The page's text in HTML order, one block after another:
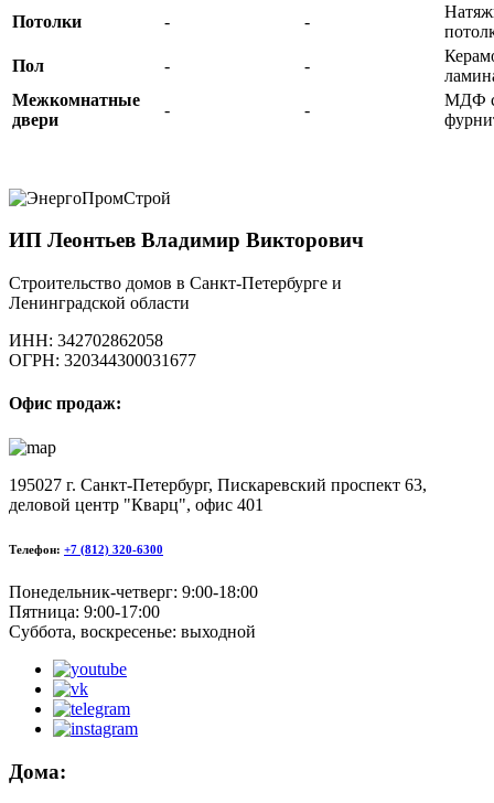
Потолки
- -
Пол
- -
Межкомнатные
двери
- -
МДФ
ИП Леонтьев Владимир Викторович
Строительство домов в Санкт-Петербурге и
Ленинградской области
ИНН: 342702862058
ОГРН: 320344300031677
Офис продаж:
195027 г. Санкт-Петербург, Пискаревский проспект 63,
деловой центр "Кварц", офис 401
Телефон: +7 (812) 320-6300
Понедельник-четверг: 9:00-18:00
Пятница: 9:00-17:00
Суббота, воскресенье: выходной
Дома: